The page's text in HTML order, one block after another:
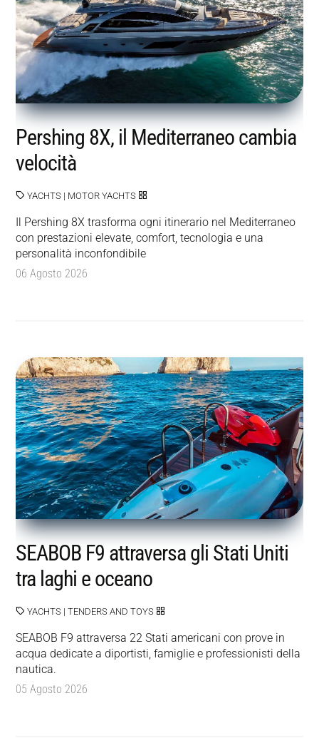
Pershing 8X, il Mediterraneo cambia
velocità
YACHTS | MOTOR YACHTS
Il Pershing 8X trasforma ogni itinerario nel Mediterraneo
con prestazioni elevate, comfort, tecnologia e una
personalità inconfondibile
06 Agosto 2026
SEABOB F9 attraversa gli Stati Uniti
tra laghi e oceano
YACHTS |TENDERS AND TOYS
SEABOB F9 attraversa 22 Stati americani con prove in
acqua dedicate a diportisti, famiglie e professionisti della
nautica.
05 Agosto 2026